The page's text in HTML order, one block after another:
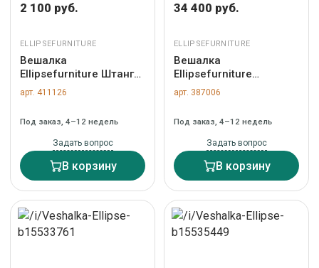
2 100 руб.
ELLIPSEFURNITURE
Вешалка
Ellipsefurniture Штанга
для вешалки Stripe M, L
(черный) арт.
арт. 411126
Под заказ, 4–12 недель
Задать вопрос
В корзину
34 400 руб.
ELLIPSEFURNITURE
Вешалка
Ellipsefurniture
Вешалка Stripe M
(дымка, черный) арт.
арт. 387006
Под заказ, 4–12 недель
Задать вопрос
В корзину